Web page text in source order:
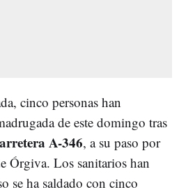
cinco personas han
de este domingo tras
A-346, a su paso por
Órgiva. Los sanitarios han
se ha saldado con cinco